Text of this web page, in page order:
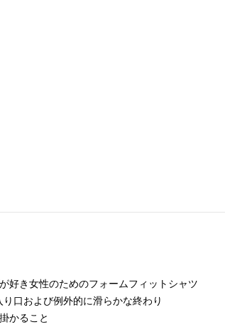
好き女性のためのフォームフィットシャツ
口および例外的に滑らかな終わり
かること